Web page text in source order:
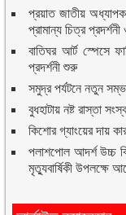
প্রয়াত জাতীয়
প্রামান্য চিত্র
বাতিঘর আর্ট স্পেসে
প্রদর্শনী শুরু
সমুদ্র পর্যটনে নতুন
বুধহাটায় নষ্ট রাস্তা
কিশোর গ্যাংয়ের দায়
পলাশপোল আদর্শ উচ্চ
মৃত্যুবার্ষিকী উপলক্ষে